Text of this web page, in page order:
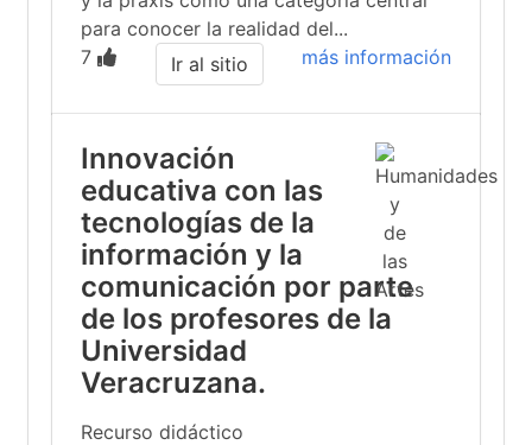
para conocer la realidad del...
7
más información
Ir al sitio
Innovación
educativa con las
tecnologías de la
información y la
comunicación por parte
de los profesores de la
Universidad
Veracruzana.
Recurso didáctico